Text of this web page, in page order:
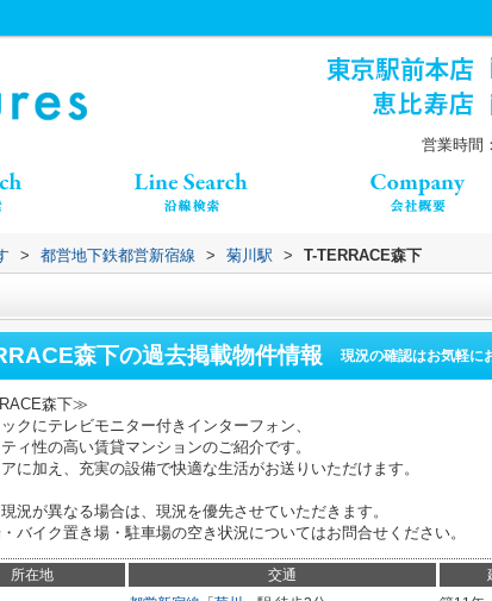
営業時間
> 都営地下鉄都営新宿線 > 菊川駅 > T-TERRACE森下
森下の過去掲載物件情報 現況の確認はお気軽に
森下≫
クにテレビモニター付きインターフォン、
ィ性の高い賃貸マンションのご紹介です。
に加え、充実の設備で快適な生活がお送りいただけます。
況が異なる場合は、現況を優先させていただきます。
バイク置き場・駐車場の空き状況についてはお問合せください。
所在地 交通